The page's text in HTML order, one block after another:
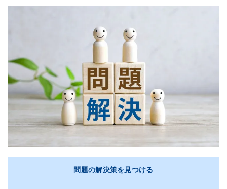
問題の解決策を見つける